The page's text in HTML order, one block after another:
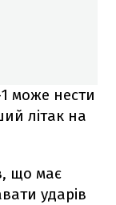
може нести
літак на
що має
ударів